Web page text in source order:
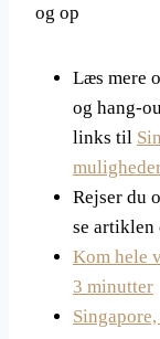
og op
Læs mere
og hang-
links til
Rejser du
se artiklen
Kom hele
3 minutter